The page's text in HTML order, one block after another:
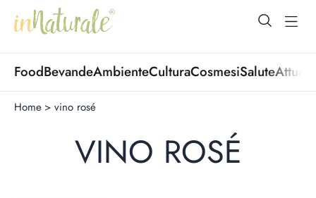
open
FoodBevandeAmbienteCulturaCosmesiSalute
Home > vino rosé
VINO ROSÉ